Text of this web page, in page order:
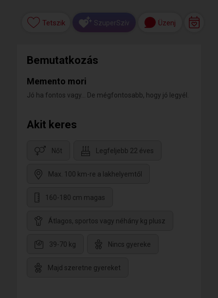
Tetszik SzuperSzív Üzenj
Bemutatkozás
Memento mori
Jó ha fontos vagy... De mégfontosabb, hogy jó legyél.
Akit keres
Nőt Legfeljebb 22 éves
Max. 100 km-re a lakhelyemtől
160-180 cm magas
Átlagos, sportos vagy néhány kg plusz
39-70 kg Nincs gyereke
Majd szeretne gyereket